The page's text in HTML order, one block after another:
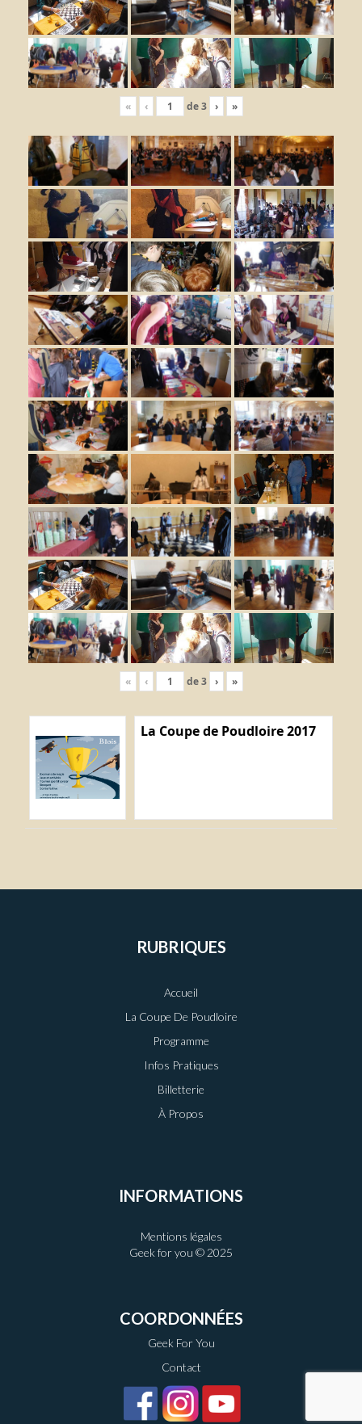
« ‹ de3 › »
« ‹ de3 › »
La Coupe de Poudloire 2017
RUBRIQUES
Accueil
La Coupe De Poudloire
Programme
Infos Pratiques
Billetterie
À Propos
INFORMATIONS
Mentions légales
Geek for you © 2025
COORDONNÉES
Geek For You
Contact